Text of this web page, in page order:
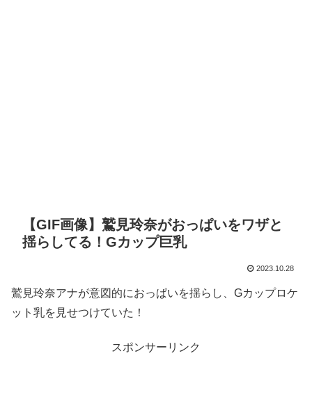
【GIF画像】鷲見玲奈がおっぱいをワザと
揺らしてる！Gカップ巨乳
2023.10.28
鷲見玲奈アナが意図的におっぱいを揺らし、Gカップロケ
ット乳を見せつけていた！
スポンサーリンク